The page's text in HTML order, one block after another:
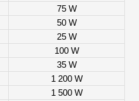
75 W
50 W
25 W
100 W
35 W
1 200 W
1 500 W